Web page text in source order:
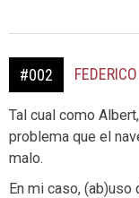
#002
Tal cual como
problema que el
malo.
En mi caso, (ab)uso